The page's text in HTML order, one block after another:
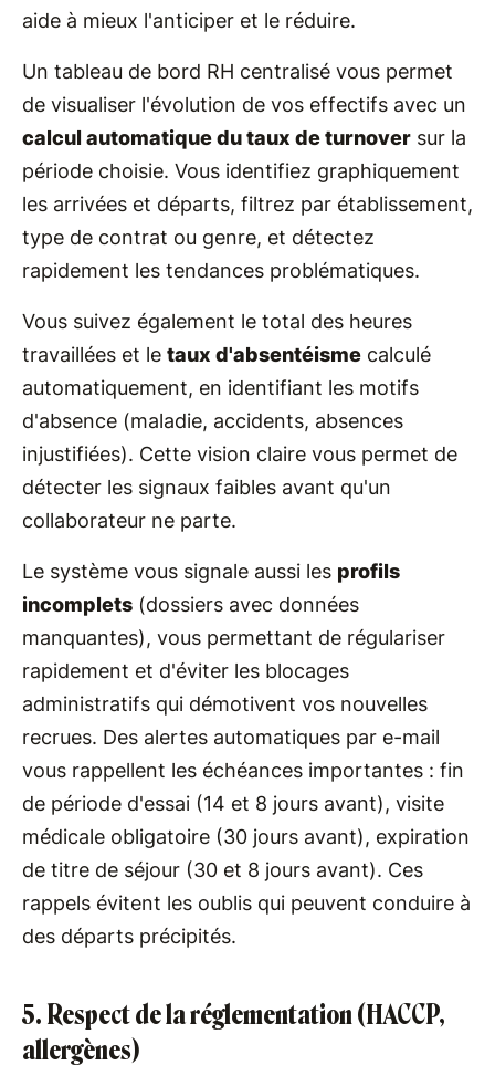
aide à mieux l'anticiper et le réduire.
Un tableau de bord RH centralisé vous permet
de visualiser l'évolution de vos effectifs avec un
calcul automatique du taux de turnover sur la
période choisie. Vous identifiez graphiquement
les arrivées et départs, filtrez par établissement,
type de contrat ou genre, et détectez
rapidement les tendances problématiques.
Vous suivez également le total des heures
travaillées et le taux d'absentéisme calculé
automatiquement, en identifiant les motifs
d'absence (maladie, accidents, absences
injustifiées). Cette vision claire vous permet de
détecter les signaux faibles avant qu'un
collaborateur ne parte.
Le système vous signale aussi les profils
incomplets (dossiers avec données
manquantes), vous permettant de régulariser
rapidement et d'éviter les blocages
administratifs qui démotivent vos nouvelles
recrues. Des alertes automatiques par e-mail
vous rappellent les échéances importantes : fin
de période d'essai (14 et 8 jours avant), visite
médicale obligatoire (30 jours avant), expiration
de titre de séjour (30 et 8 jours avant). Ces
rappels évitent les oublis qui peuvent conduire à
des départs précipités.
5. Respect de la réglementation (HACCP,
allergènes)